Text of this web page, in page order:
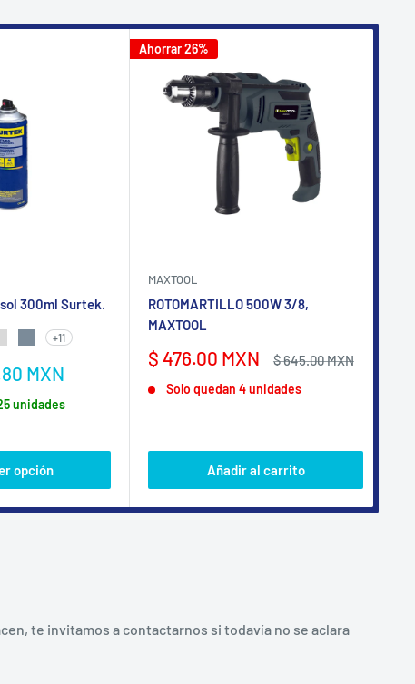
300ml Surtek.
SATINADO
CLARO
GRIS MAQUINARIA
+11
MXN
unidades
opción
Ahorrar 26%
MAXTOOL
ROTOMARTILLO 500W 3/8,
MAXTOOL
Precio
venta
$ 476.00 MXN
Precio
$ 645.00 MXN
Solo quedan 4 unidades
Añadir al carrito
te invitamos a contactarnos si todavía no se aclara